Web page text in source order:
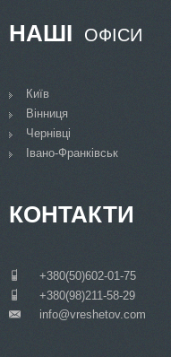
НАШІ ОФІСИ
Київ
Вінниця
Чернівці
Івано-Франківськ
КОНТАКТИ
+380(50)602-01-75
+380(98)211-58-29
info@vreshetov.com